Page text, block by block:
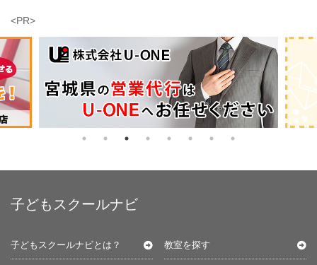
<PR>
子どもスクールナビ
子どもスクールナビとは？ 教室を探す